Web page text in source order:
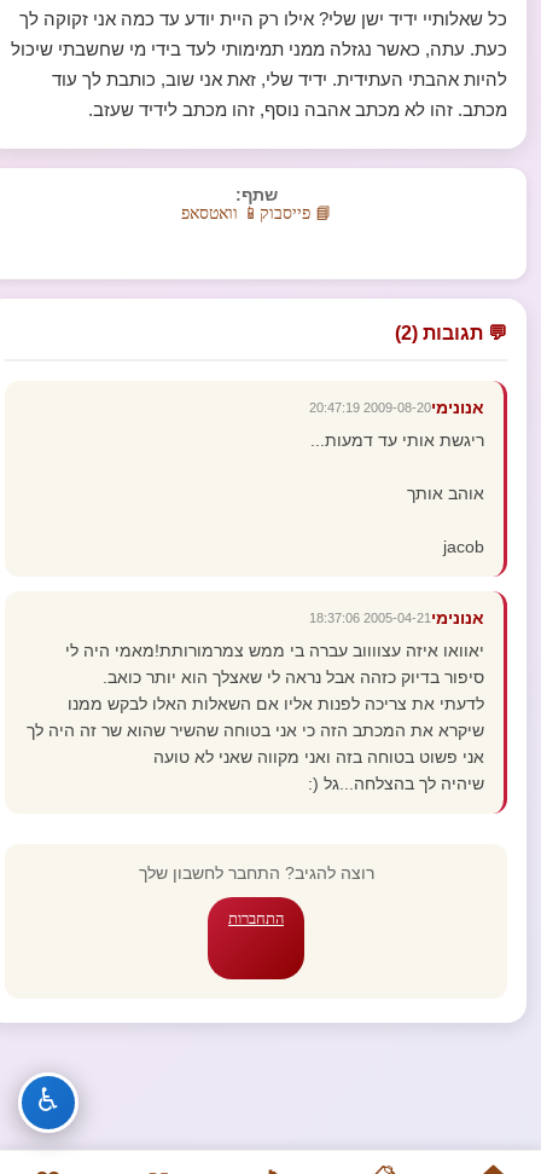
כל שאלותיי ידיד ישן שלי? אילו רק היית יודע עד כמה אני זקוקה לך
כעת. עתה, כאשר נגזלה ממני תמימותי לעד בידי מי שחשבתי שיכול
להיות אהבתי העתידית. ידיד שלי, זאת אני שוב, כותבת לך עוד
מכתב. זהו לא מכתב אהבה נוסף, זהו מכתב לידיד שעזב.
שתף:
📘 פייסבוק 📱 וואטסאפ
💬 תגובות (2)
אנונימי2009-08-20 20:47:19
ריגשת אותי עד דמעות...
אוהב אותך
jacob
אנונימי 2005-04-21 18:37:06
יאוואו איזה עצווווב עברה בי ממש צמרמורותת!מאמי היה לי
סיפור בדיוק כזהה אבל נראה לי שאצלך הוא יותר כואב.
לדעתי את צריכה לפנות אליו אם השאלות האלו לבקש ממנו
שיקרא את המכתב הזה כי אני בטוחה שהשיר שהוא שר זה היה לך
אני פשוט בטוחה בזה ואני מקווה שאני לא טועה
שיהיה לך בהצלחה...גל (:
רוצה להגיב? התחבר לחשבון שלך
התחברות
♿